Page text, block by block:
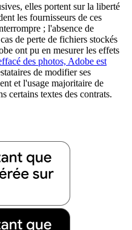
elles portent sur la liberté
les fournisseurs de ces
; l'absence de
de perte de fichiers stockés
ont pu en mesurer les effets
des photos, Adobe est
de modifier ses
et l'usage majoritaire de
certains textes des contrats.